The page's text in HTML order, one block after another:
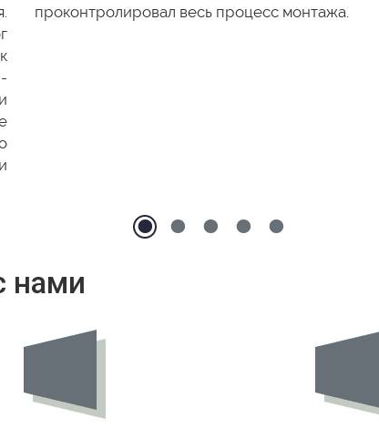
проконтролировал весь процесс монтажа.
нами